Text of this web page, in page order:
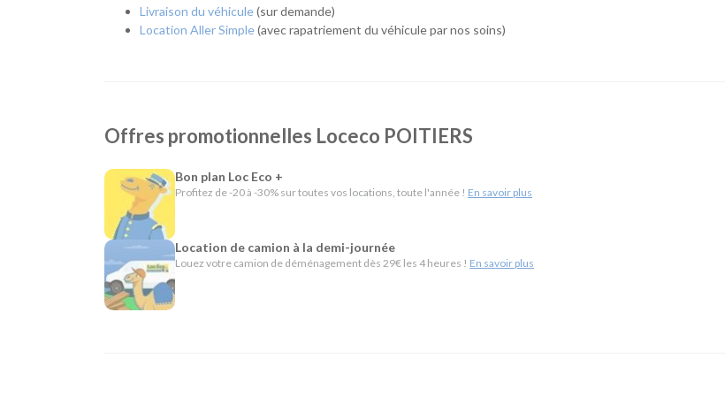
L'esprit Loc Eco
Depuis plus de 40 ans, Loc Eco propose une location de véhicules simple, économique et accessible. Notre agence
En résumé - Location de voiture à Poitiers
Catégories de voitures : Citadines
Catégories d'utilitaires :Camions de déménagement -Frigorifiques-Véhicules de société
chantier
Livraison du véhicule(sur demande)
Location Aller Simple(avec rapatriement du véhicule par nos soins)
Offres promotionnelles Loceco POITIERS
Bon plan Loc Eco +
Profitez de -20 à -30% sur toutes vos locations, toute l'année ! En savoir plus
Location de camion à la demi-journée
Louez votre camion de déménagement dès 29€ les 4 heures ! En savoir plus